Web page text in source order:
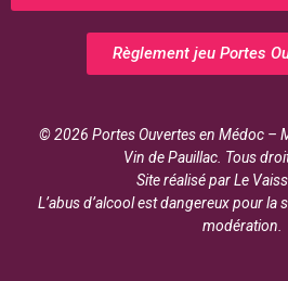
Règlement jeu Portes
© 2026 Portes Ouvertes en Médoc –
Vin de Pauillac. Tous
Site réalisé par Le
L’abus d’alcool est dangereux pour la
modération.